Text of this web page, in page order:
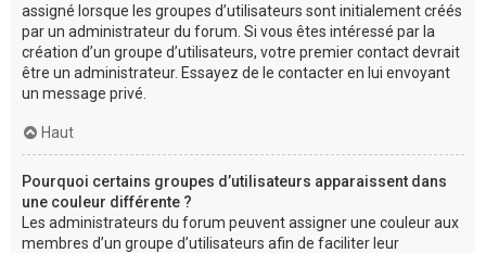
assigné lorsque les groupes d’utilisateurs sont initialement créés
par un administrateur du forum. Si vous êtes intéressé par la
création d’un groupe d’utilisateurs, votre premier contact devrait
être un administrateur. Essayez de le contacter en lui envoyant
un message privé.
Haut
Pourquoi certains groupes d’utilisateurs apparaissent dans
une couleur différente ?
Les administrateurs du forum peuvent assigner une couleur aux
membres d’un groupe d’utilisateurs afin de faciliter leur